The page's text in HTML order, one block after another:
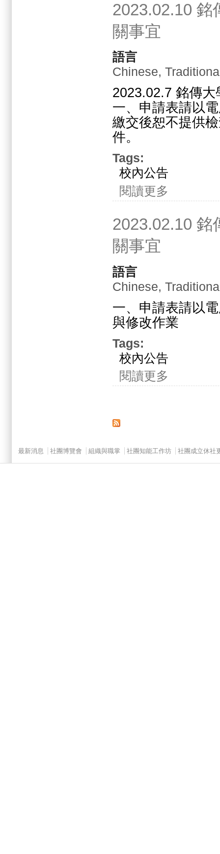
2023.02.10 銘
關事宜
語言
Chinese,
2023.02.7 銘傳
一、申請表請以
繳交後恕不提供
件。
Tags:
校內公告
閱讀更多
2023.02.10 銘
關事宜
語言
Chinese,
一、申請表請以
與修改作業
Tags:
校內公告
閱讀更多
Main menu 2
最新消息 社團博覽會 組織與職掌 社團知能工作坊 社團成立休社